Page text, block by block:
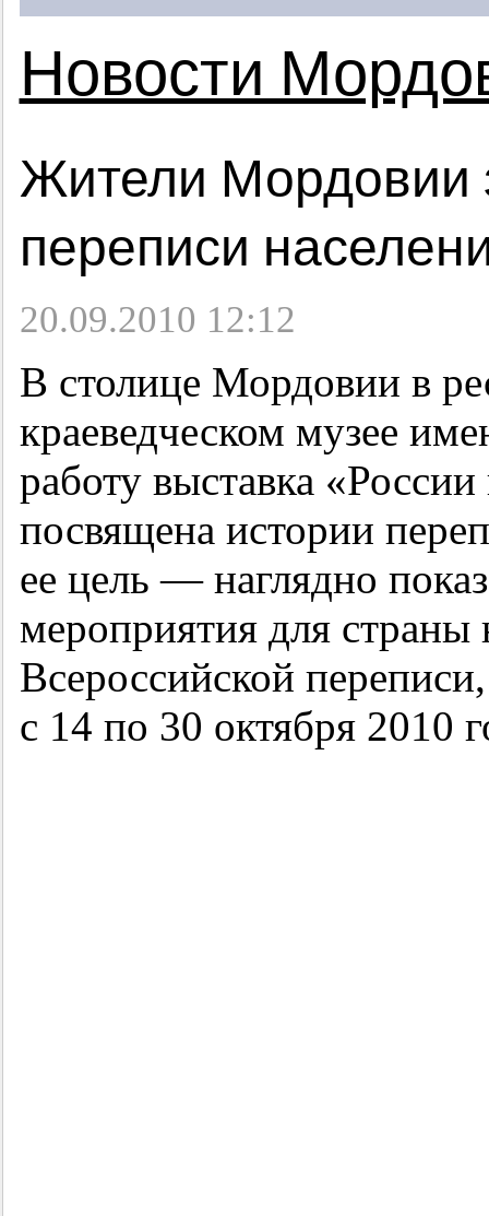
Новости
Жители Мордовии
переписи
20.09.2010 12:12
В столице Мордовии в
краеведческом музее
работу выставка
посвящена истории
ее цель — наглядно
мероприятия для страны
Всероссийской
с 14 по 30 октября 2010